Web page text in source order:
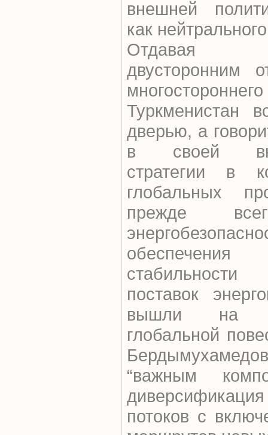
внешней
как
Отдавая
двусторонним
Туркменистан
дверью, а
в своей
стратегии в
глобальных
прежде
поставок
вышли на
глобальной
“важным
потоков с